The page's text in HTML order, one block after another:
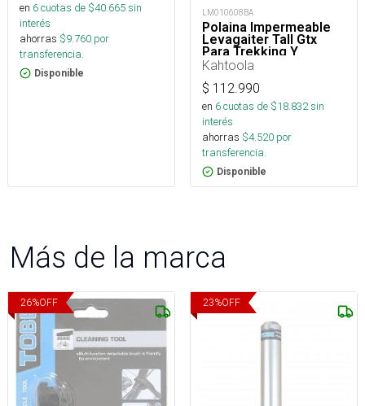
en 6cuotas de $40.665sin
interés
ahorras $9.760 por
transferencia.
Disponible
LM010608BA
Polaina Impermeable
Levagaiter Tall Gtx
Para Trekking Y
Montaña
Kahtoola
$ 112.990
en 6cuotas de $18.832sin
interés
ahorras $4.520 por
transferencia.
Disponible
Más de la marca
26%OFF 23%OFF